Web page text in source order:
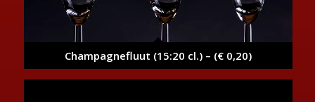
Champagnefluut (15:20 cl.) – (€ 0,20)